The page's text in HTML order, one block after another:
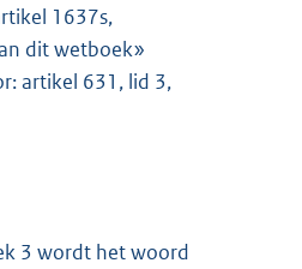
1637s,
dit wetboek»
artikel 631, lid 3,
3 wordt het woord